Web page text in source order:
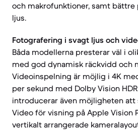
och makrofunktioner, samt bättre
ljus.
Fotografering i svagt ljus och
Båda modellerna presterar väl i
med god dynamisk räckvidd och
Videoinspelning är möjlig i 4K
per sekund med Dolby Vision
introducerar även möjligheten att
Video för visning på Apple Vision
vertikalt arrangerade